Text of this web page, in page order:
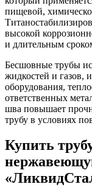
пищевой,
высокой
и длительным
Бесшовные трубы
жидкостей и газов,
оборудования,
ответственных
шва повышает
трубу в условиях
Купить